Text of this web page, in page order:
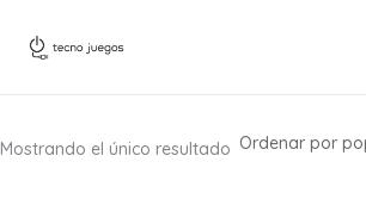
Mostrando el único resultado